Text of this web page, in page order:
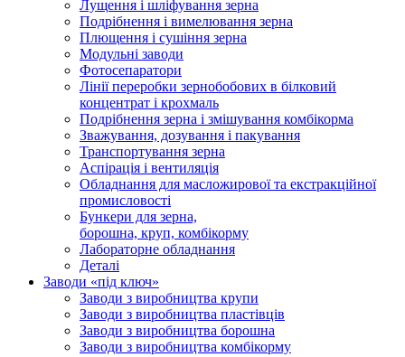
Лущення і шліфування зерна
Подрібнення і вимелювання зерна
Плющення і сушіння зерна
Модульні заводи
Фотосепаратори
Лінії переробки зернобобових в білковий
концентрат і крохмаль
Подрібнення зерна і змішування комбікорма
Зважування, дозування і пакування
Транспортування зерна
Аспірація і вентиляція
Обладнання для масложирової та екстракційної
промисловості
Бункери для зерна,
борошна, круп, комбікорму
Лабораторне обладнання
Деталі
Заводи «під ключ»
Заводи з виробництва крупи
Заводи з виробництва пластівців
Заводи з виробництва борошна
Заводи з виробництва комбікорму